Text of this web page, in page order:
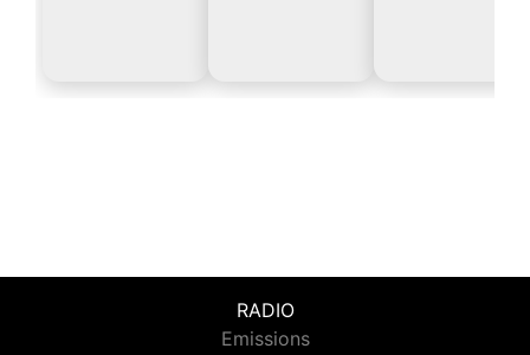
RADIO
Emissions